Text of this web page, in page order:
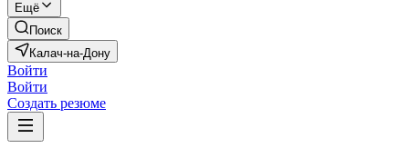
Ещё
Поиск
Калач-на-Дону
Войти
Войти
Создать резюме